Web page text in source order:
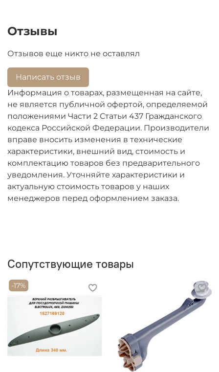
Отзывы
Отзывов еще никто не оставлял
Написать отзыв
Информация о товарах, размещенная на сайте,
не является публичной офертой, определяемой
положениями Части 2 Статьи 437 Гражданского
кодекса Российской Федерации. Производители
вправе вносить изменения в технические
характеристики, внешний вид, стоимость и
комплектацию товаров без предварительного
уведомления. Уточняйте характеристики и
актуальную стоимость товаров у наших
менеджеров перед оформлением заказа.
Сопутствующие товары
-17%